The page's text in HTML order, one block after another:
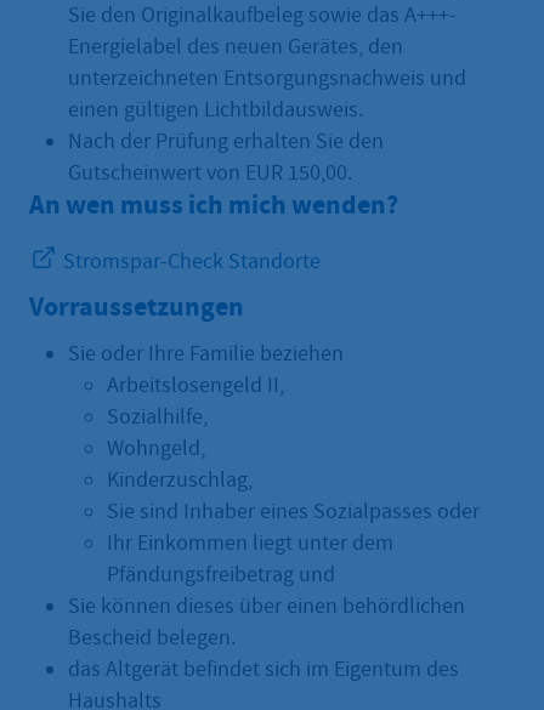
Sie den Originalkaufbeleg sowie das A+++-
Energielabel des neuen Gerätes, den
unterzeichneten Entsorgungsnachweis und
einen gültigen Lichtbildausweis.
Nach der Prüfung erhalten Sie den
Gutscheinwert von EUR 150,00.
An wen muss ich mich wenden?
Stromspar-Check Standorte
Vorraussetzungen
Sie oder Ihre Familie beziehen
Arbeitslosengeld II,
Sozialhilfe,
Wohngeld,
Kinderzuschlag,
Sie sind Inhaber eines Sozialpasses oder
Ihr Einkommen liegt unter dem
Pfändungsfreibetrag und
Sie können dieses über einen behördlichen
Bescheid belegen.
das Altgerät befindet sich im Eigentum des
Haushalts